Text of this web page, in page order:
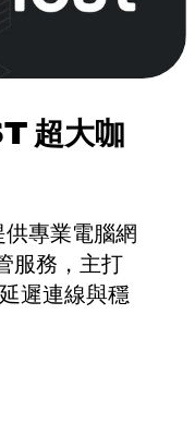
超大咖
專業電腦網
服務，主打
遲連線與穩